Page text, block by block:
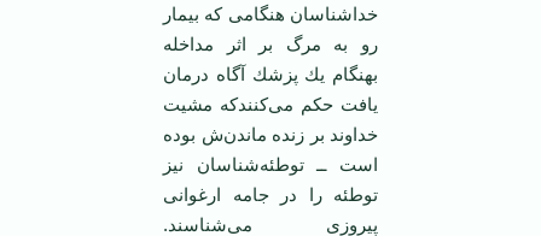
خداشناسان هنگامی كه بیمار
رو به مرگ بر اثر مداخله
بهنگام یك پزشك ‏آگاه درمان
یافت حكم می‌كنندكه مشیت
خداوند بر زنده ماندن‌ش بوده
است ــ توطئه‌شناسان نیز
توطئه را در ‏جامه ارغوانی
پیروزی می‌شناسند.